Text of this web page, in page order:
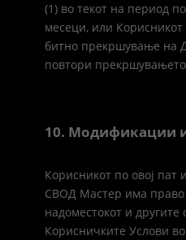
(1) во текот на период
месеци, или
битно прекршување на
повтори
10. Модификации
Корисникот по овој пат
СВОД Мастер има право
надоместокот и другите
Корисничките Услови